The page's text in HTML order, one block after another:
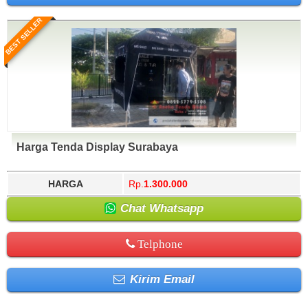
BEST SELLER
Harga Tenda Display Surabaya
HARGA Rp. 1.300.000
Chat Whatsapp
Telphone
Kirim Email